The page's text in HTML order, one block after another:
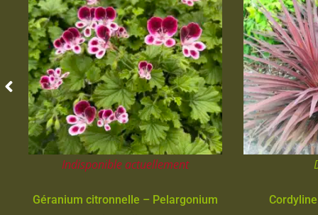
Indisponible actuellement
Géranium citronnelle – Pelargonium